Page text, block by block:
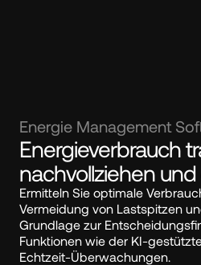
Energie Management
Energie­verbrauch
nachvollziehen
Ermitteln Sie optimale
Vermeidung von Lastspitzen
Grundlage zur
Funktionen wie der KI-
Echtzeit-Überwachungen.